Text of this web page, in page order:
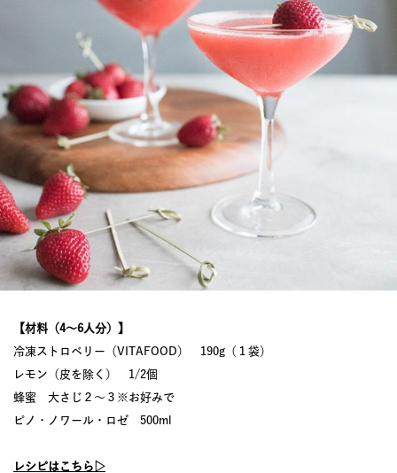
【材料（4〜6人分）】
冷凍ストロベリー（VITAFOOD） 190g（１袋）
レモン（皮を除く） 1/2個
蜂蜜 大さじ２～３※お好みで
ピノ・ノワール・ロゼ 500ml
レシピはこちら▷